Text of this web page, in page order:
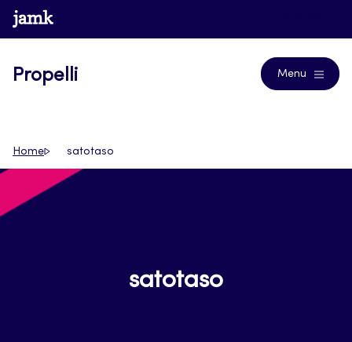
Siirry
suoraan
www.jamk.fi
Propelli Menu
Home satotaso
satotaso